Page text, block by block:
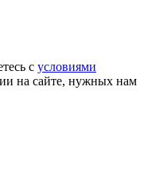
с условиями
на сайте, нужных нам